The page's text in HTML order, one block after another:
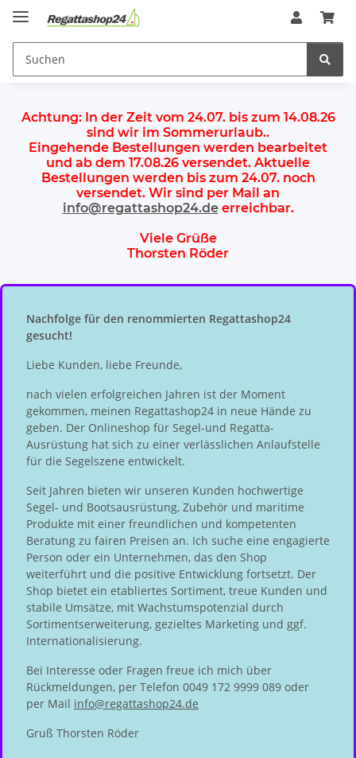
Achtung: In der Zeit vom 24.07. bis zum 14.08.26
sind wir im Sommerurlaub..
Eingehende Bestellungen werden bearbeitet
und ab dem 17.08.26 versendet. Aktuelle
Bestellungen werden bis zum 24.07.noch
versendet. Wir sind per Mail an
info@regattashop24.deerreichbar.
Viele Grüße
Thorsten Röder
Nachfolge für den renommierten Regattashop24
gesucht!
Liebe Kunden, liebe Freunde,
nach vielen erfolgreichen Jahren ist der Moment
gekommen, meinen Regattashop24 in neue Hände zu
geben. Der Onlineshop für Segel-und Regatta-
Ausrüstung hat sich zu einer verlässlichen Anlaufstelle
für die Segelszene entwickelt.
Seit Jahren bieten wir unseren Kunden hochwertige
Segel- und Bootsausrüstung, Zubehör und maritime
Produkte mit einer freundlichen und kompetenten
Beratung zu fairen Preisen an. Ich suche eine engagierte
Person oder ein Unternehmen, das den Shop
weiterführt und die positive Entwicklung fortsetzt. Der
Shop bietet ein etabliertes Sortiment, treue Kunden und
stabile Umsätze, mit Wachstumspotenzial durch
Sortimentserweiterung, gezieltes Marketing und ggf.
Internationalisierung.
Bei Interesse oder Fragen freue ich mich über
Rückmeldungen, per Telefon 0049 172 9999 089 oder
per Mail info@regattashop24.de
Gruß Thorsten Röder